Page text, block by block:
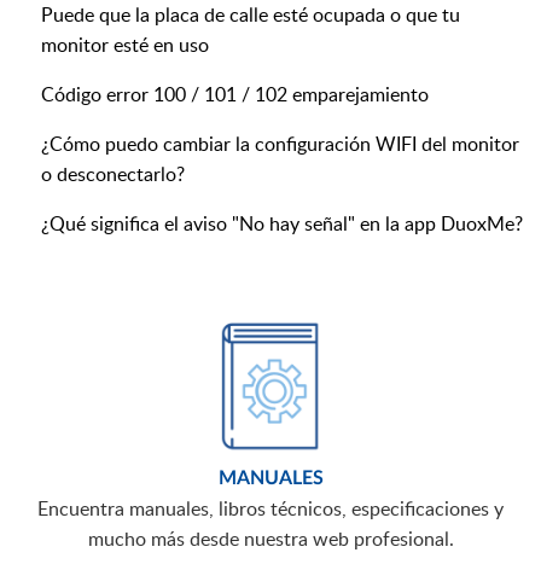
Puede que la placa de calle esté ocupada o que tu
monitor esté en uso
Código error 100 / 101 / 102 emparejamiento
¿Cómo puedo cambiar la configuración WIFI del monitor
o desconectarlo?
¿Qué significa el aviso "No hay señal" en la app DuoxMe?
MANUALES
Encuentra manuales, libros técnicos, especificaciones y
mucho más desde nuestra web profesional.